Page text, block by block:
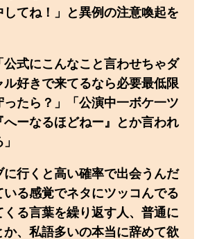
てね！」と異例の注意喚起を
式にこんなこと言わせちゃダ
ル好きで来てるなら必要最低限
たら？」「公演中一ボケ一ツ
へーなるほどねー』とか言われ
行くと高い確率で出会うんだ
いる感覚でネタにツッコんでる
くる言葉を繰り返す人、普通に
、私語多いの本当に辞めて欲